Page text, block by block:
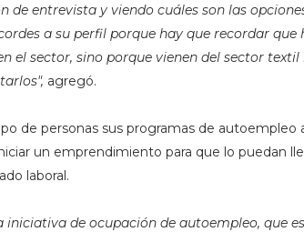
de entrevista y viendo cuáles son las
a su perfil porque hay que recordar
el sector, sino porque vienen del sector textil
agregó.
de personas sus programas de autoempleo
un emprendimiento para que lo puedan
laboral.
iniciativa de ocupación de autoempleo, que